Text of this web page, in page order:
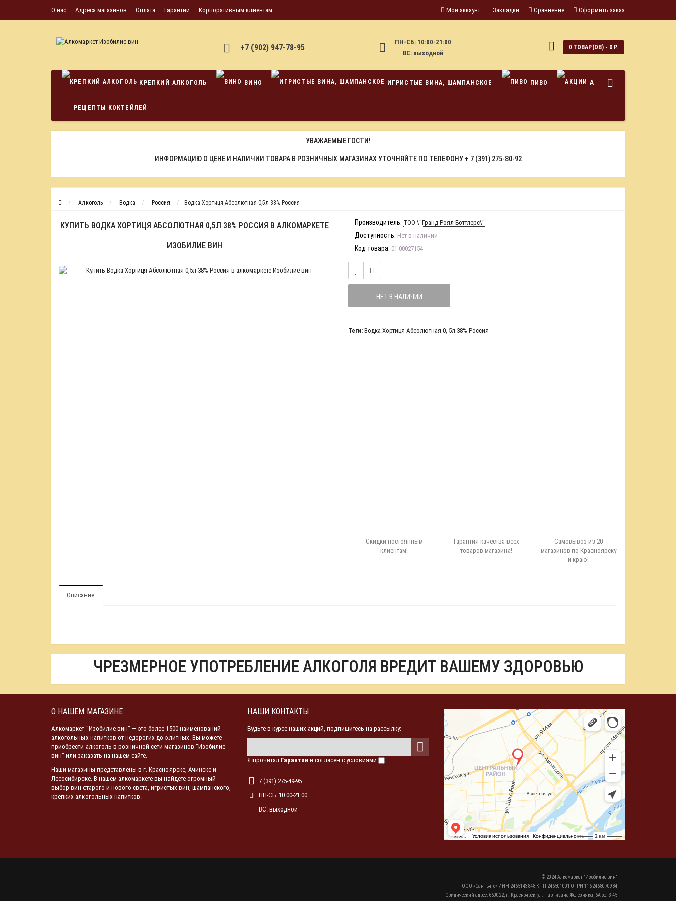
О нас Адреса магазинов Оплата Гарантии Корпоративным клиентам Мой аккаунт Закладки Сравнение Оформить заказ
+7 (902) 947-78-95
ПН-СБ: 10:00-21:00
ВС: выходной
0 ТОВАР(ОВ) - 0 Р.
КРЕПКИЙ АЛКОГОЛЬ ВИНО ИГРИСТЫЕ ВИНА, ШАМПАНСКОЕ ПИВО АКЦИИ
РЕЦЕПТЫ КОКТЕЙЛЕЙ
УВАЖАЕМЫЕ ГОСТИ!
ИНФОРМАЦИЮ О ЦЕНЕ И НАЛИЧИИ ТОВАРА В РОЗНИЧНЫХ МАГАЗИНАХ УТОЧНЯЙТЕ ПО ТЕЛЕФОНУ + 7 (391) 275-80-92
Алкоголь Водка Россия Водка Хортиця Абсолютная 0,5л 38% Россия
КУПИТЬ ВОДКА ХОРТИЦЯ АБСОЛЮТНАЯ 0,5Л 38% РОССИЯ В АЛКОМАРКЕТЕ
ИЗОБИЛИЕ ВИН
Производитель: ТОО \"Гранд Роял Боттлерс\"
Доступность: Нет в наличии
Код товара: 01-00027154
НЕТ В НАЛИЧИИ
Теги: Водка Хортиця Абсолютная 0, 5л 38% Россия
Скидки постоянным
клиентам!
Гарантия качества всех
товаров магазина!
Самовывоз из 20
магазинов по Красноярску
и краю!
Описание
ЧРЕЗМЕРНОЕ УПОТРЕБЛЕНИЕ АЛКОГОЛЯ ВРЕДИТ ВАШЕМУ ЗДОРОВЬЮ
О НАШЕМ МАГАЗИНЕ
Алкомаркет "Изобилие вин" — это более 1500 наименований
алкогольных напитков от недорогих до элитных. Вы можете
приобрести алкоголь в розничной сети магазинов "Изобилие
вин" или заказать на нашем сайте.
Наши магазины представлены в г. Красноярске, Ачинске и
Лесосибирске. В нашем алкомаркете вы найдете огромный
выбор вин старого и нового света, игристых вин, шампанского,
крепких алкогольных напитков.
НАШИ КОНТАКТЫ
Будьте в курсе наших акций, подпишитесь на рассылку:
Я прочитал Гарантии и согласен с условиями
7 (391) 275-49-95
ПН-СБ: 10:00-21:00
ВС: выходной
© 2024 Алкомаркет "Изобилие вин"
ООО «Сантьяго» ИНН 2465143848 КПП 246501001 ОГРН 1162468070984
Юридический адрес: 660022, г. Красноярск, ул. Партизана Железняка, 6А оф. 3-45